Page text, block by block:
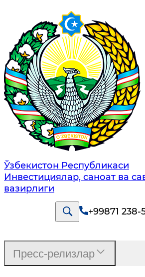
Ўзбекистон Республикаси
Инвестициялар, саноат ва
вазирлиги
+99871 238-
Пресс-релизлар